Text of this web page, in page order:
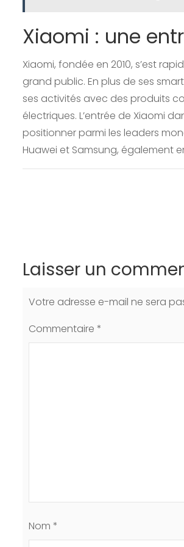
Xiaomi : une
Xiaomi, fondée en 2010, s’est
grand public. En plus de ses
ses activités avec des produits
électriques. L’entrée de Xiaomi
positionner parmi les leaders
Huawei et Samsung, également
Laisser un
Votre adresse e-mail ne sera
Commentaire *
Nom *